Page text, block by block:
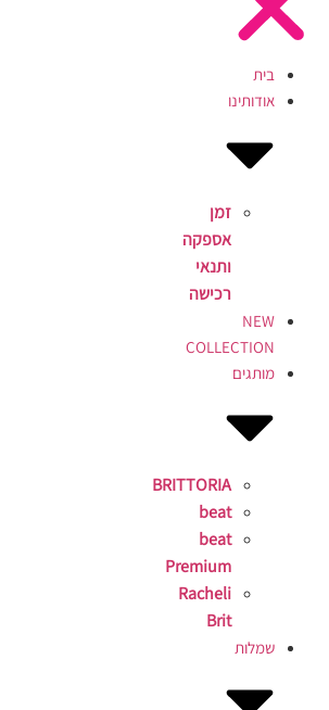
בית
אודותינו
זמן
אספקה
ותנאי
רכישה
NEW
COLLECTION
מותגים
BRITTORIA
beat
beat
Premium
Racheli
Brit
שמלות